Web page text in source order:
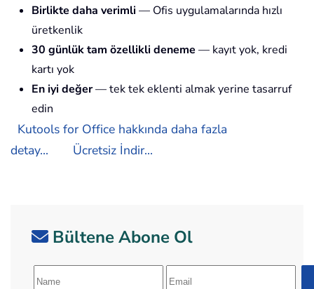
Birlikte daha verimli — Ofis uygulamalarında hızlı
üretkenlik
30 günlük tam özellikli deneme — kayıt yok, kredi
kartı yok
En iyi değer— tek tek eklenti almak yerine tasarruf
edin
Kutools for Office hakkında daha fazla
detay...
Ücretsiz İndir...
Bültene Abone Ol